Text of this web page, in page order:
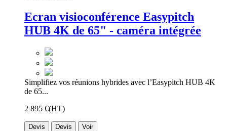
Ecran visioconférence Easypitch
HUB 4K de 65" - caméra intégrée
Simplifiez vos réunions hybrides avec l’Easypitch HUB 4K
de 65...
2 895 €(HT)
Devis Devis Voir